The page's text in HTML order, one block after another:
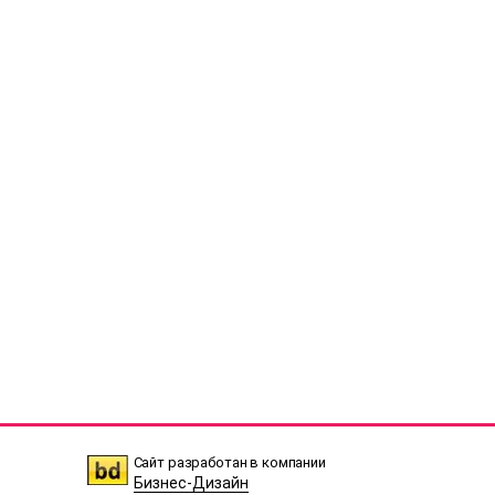
Сайт разработан в компании
Бизнес-Дизайн